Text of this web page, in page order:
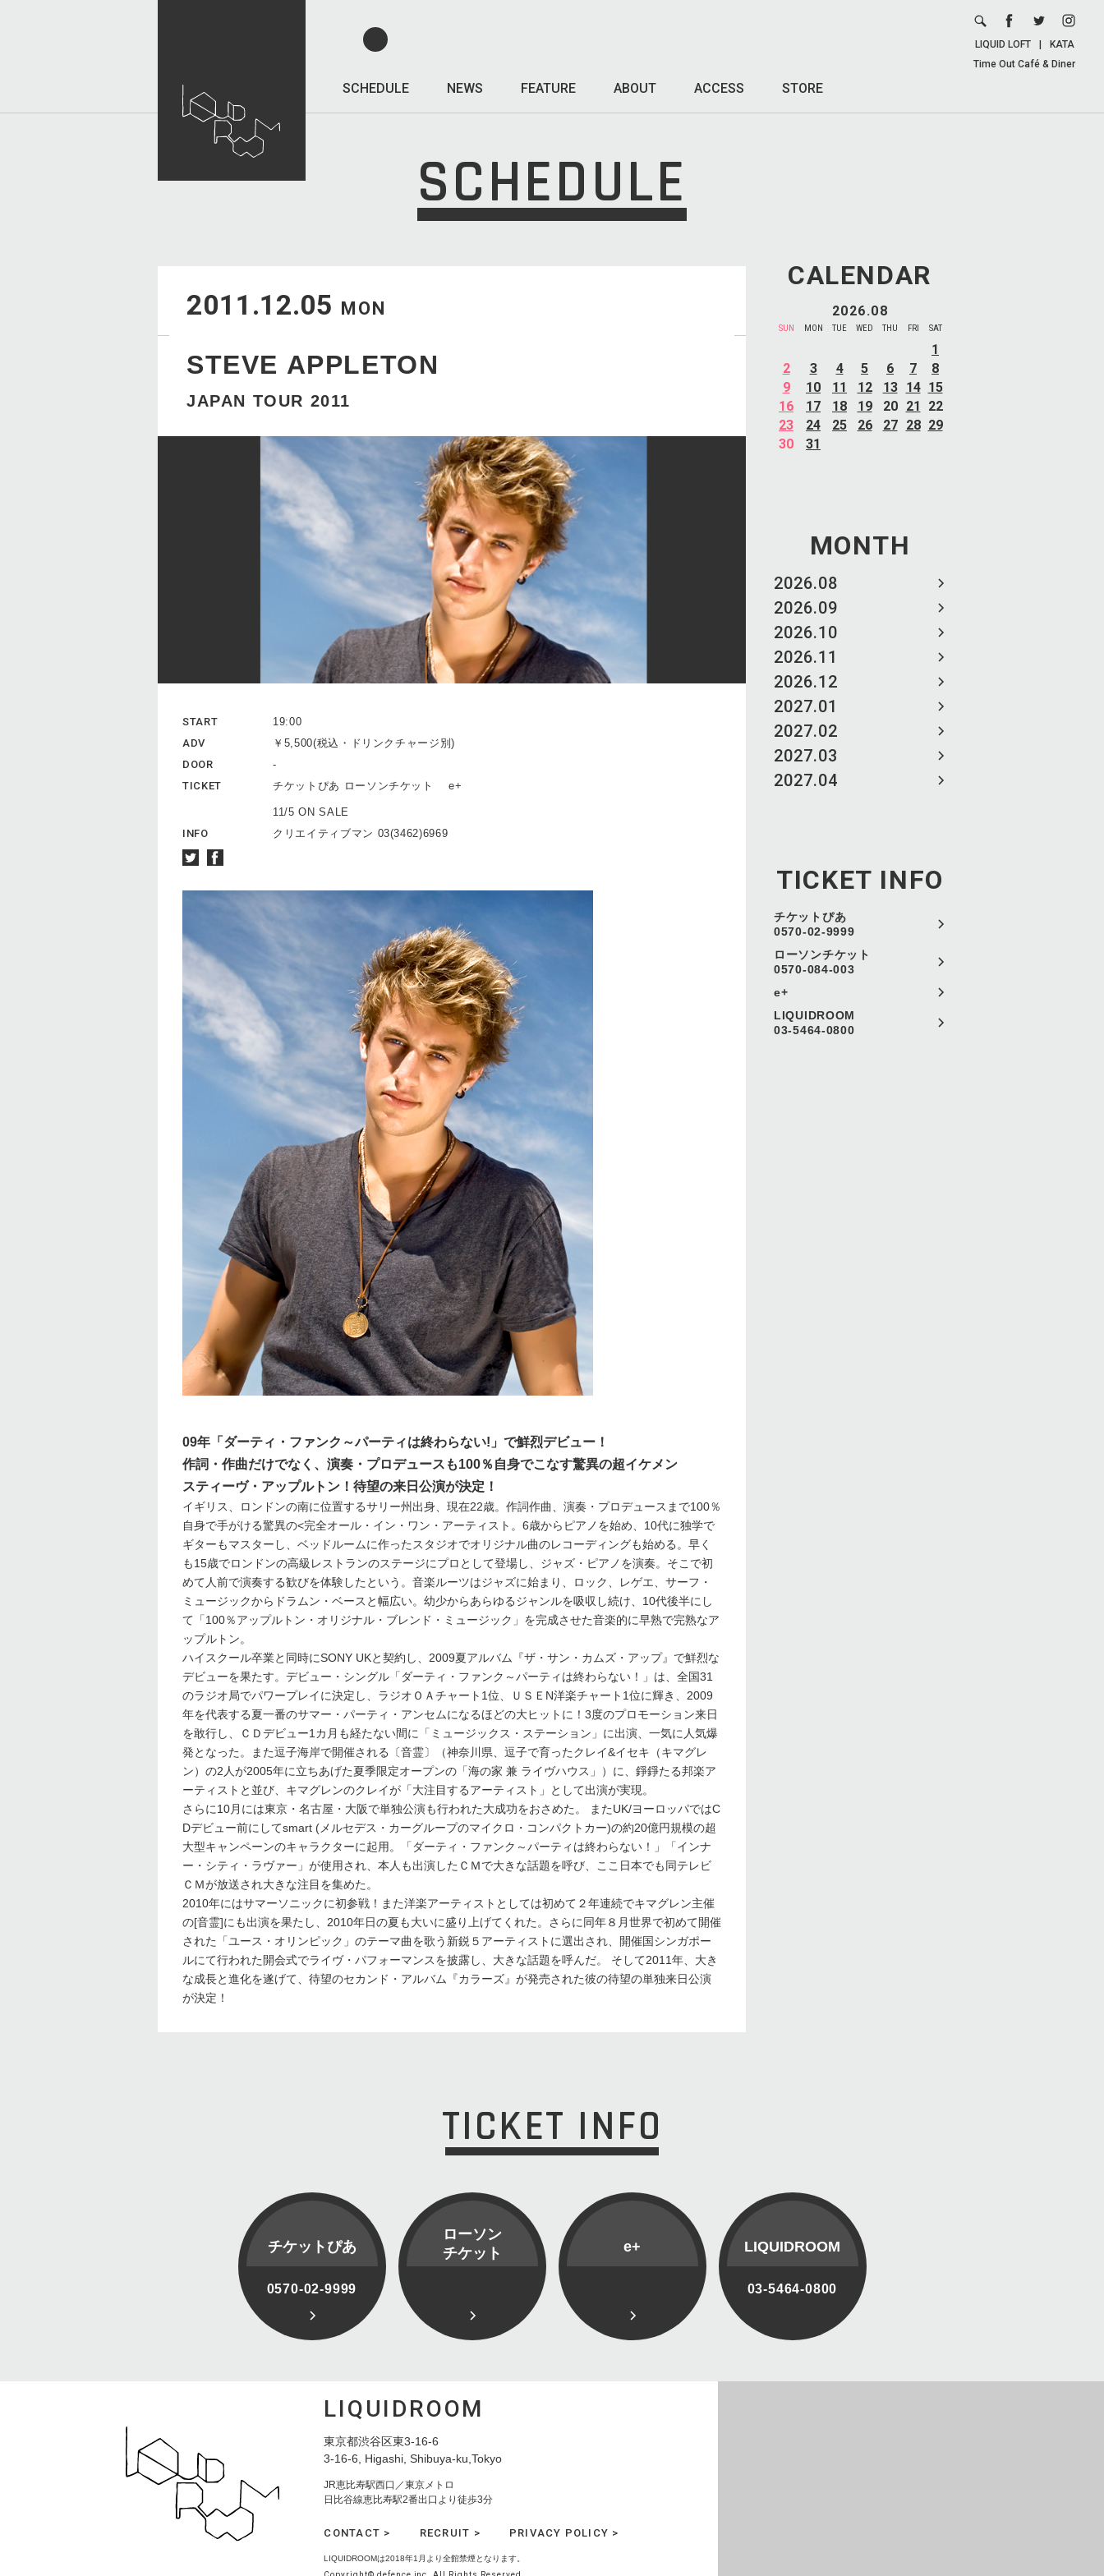
SCHEDULE NEWS FEATURE ABOUT ACCESS STORE
LIQUID LOFT
KATA
Time Out Café & Diner
SCHEDULE
CALENDAR
2026.08
SUN MON TUE WED THU FRI SAT
1
2
3 4 5 6 7
8
9
10 11 12 13 14 15
16
17 18 19 20 21
22
23
24 25 26 27 28 29
30
31
MONTH
2026.08
2026.09
2026.10
2026.11
2026.12
2027.01
2027.02
2027.03
2027.04
TICKET INFO
チケットぴあ
0570-02-9999
ローソンチケット
0570-084-003
e+
LIQUIDROOM
03-5464-0800
2011.12.05 MON
STEVE APPLETON
JAPAN TOUR 2011
START
19:00
ADV
￥5,500(税込・ドリンクチャージ別)
DOOR
-
TICKET
チケットぴあ ローソンチケット e+
11/5 ON SALE
INFO
クリエイティブマン 03(3462)6969
09年「ダーティ・ファンク～パーティは終わらない!」で鮮烈デビュー！
作詞・作曲だけでなく、演奏・プロデュースも100％自身でこなす驚異の超イケメン
スティーヴ・アップルトン！待望の来日公演が決定！
イギリス、ロンドンの南に位置するサリー州出身、現在22歳。作詞作曲、演奏・プロデュースまで100％
自身で手がける驚異の<完全オール・イン・ワン・アーティスト。6歳からピアノを始め、10代に独学で
ギターもマスターし、ベッドルームに作ったスタジオでオリジナル曲のレコーディングも始める。早く
も15歳でロンドンの高級レストランのステージにプロとして登場し、ジャズ・ピアノを演奏。そこで初
めて人前で演奏する歓びを体験したという。音楽ルーツはジャズに始まり、ロック、レゲエ、サーフ・
ミュージックからドラムン・ベースと幅広い。幼少からあらゆるジャンルを吸収し続け、10代後半にし
て「100％アップルトン・オリジナル・ブレンド・ミュージック」を完成させた音楽的に早熟で完熟なア
ップルトン。
ハイスクール卒業と同時にSONY UKと契約し、2009夏アルバム『ザ・サン・カムズ・アップ』で鮮烈な
デビューを果たす。デビュー・シングル「ダーティ・ファンク～パーティは終わらない！」は、全国31
のラジオ局でパワープレイに決定し、ラジオＯＡチャート1位、ＵＳＥN洋楽チャート1位に輝き、2009
年を代表する夏一番のサマー・パーティ・アンセムになるほどの大ヒットに！3度のプロモーション来日
を敢行し、ＣＤデビュー1カ月も経たない間に「ミュージックス・ステーション」に出演、一気に人気爆
発となった。また逗子海岸で開催される〔音霊〕（神奈川県、逗子で育ったクレイ&イセキ（キマグレ
ン）の2人が2005年に立ちあげた夏季限定オープンの「海の家 兼 ライヴハウス」）に、錚錚たる邦楽ア
ーティストと並び、キマグレンのクレイが「大注目するアーティスト」として出演が実現。
さらに10月には東京・名古屋・大阪で単独公演も行われた大成功をおさめた。 またUK/ヨーロッパではC
Dデビュー前にしてsmart (メルセデス・カーグループのマイクロ・コンパクトカー)の約20億円規模の超
大型キャンペーンのキャラクターに起用。「ダーティ・ファンク～パーティは終わらない！」「インナ
ー・シティ・ラヴァー」が使用され、本人も出演したＣＭで大きな話題を呼び、ここ日本でも同テレビ
ＣＭが放送され大きな注目を集めた。
2010年にはサマーソニックに初参戦！また洋楽アーティストとしては初めて２年連続でキマグレン主催
の[音霊]にも出演を果たし、2010年日の夏も大いに盛り上げてくれた。さらに同年８月世界で初めて開催
された「ユース・オリンピック」のテーマ曲を歌う新鋭５アーティストに選出され、開催国シンガポー
ルにて行われた開会式でライヴ・パフォーマンスを披露し、大きな話題を呼んだ。 そして2011年、大き
な成長と進化を遂げて、待望のセカンド・アルバム『カラーズ』が発売された彼の待望の単独来日公演
が決定！
TICKET INFO
チケットぴあ
0570-02-9999
ローソン
チケット
e+ LIQUIDROOM
03-5464-0800
LIQUIDROOM
東京都渋谷区東3-16-6
3-16-6, Higashi, Shibuya-ku,Tokyo
JR恵比寿駅西口／東京メトロ
日比谷線恵比寿駅2番出口より徒歩3分
CONTACT > RECRUIT > PRIVACY POLICY >
LIQUIDROOMは2018年1月より全館禁煙となります。